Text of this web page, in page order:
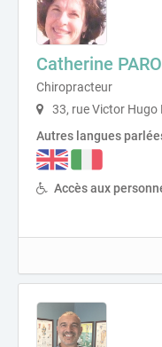
Catherine
Chiropracteur
33, rue Victor Hugo
Autres langues
Accès aux